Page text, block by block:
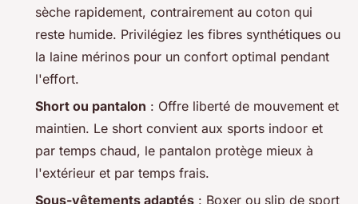
sèche rapidement, contrairement au coton qui
reste humide. Privilégiez les fibres synthétiques ou
la laine mérinos pour un confort optimal pendant
l'effort.
Short ou pantalon : Offre liberté de mouvement et
maintien. Le short convient aux sports indoor et
par temps chaud, le pantalon protège mieux à
l'extérieur et par temps frais.
Sous-vêtements adaptés : Boxer ou slip de sport